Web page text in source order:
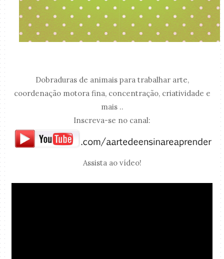
Dobraduras de animais para trabalhar arte,
coordenação motora fina, concentração, criatividade e
mais ..
Inscreva-se no canal:
Assista ao vídeo!